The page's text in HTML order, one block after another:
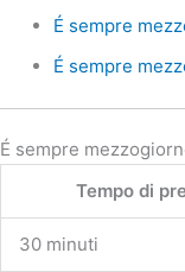
É sempre
É sempre
É sempre
Tempo di
30 minuti